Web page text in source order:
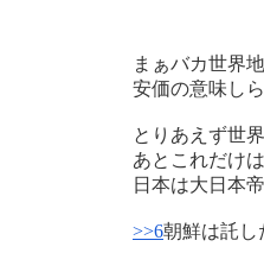
まぁバカ世界
安価の意味し
とりあえず世
あとこれだけ
日本は大日本
>>6朝鮮は託し